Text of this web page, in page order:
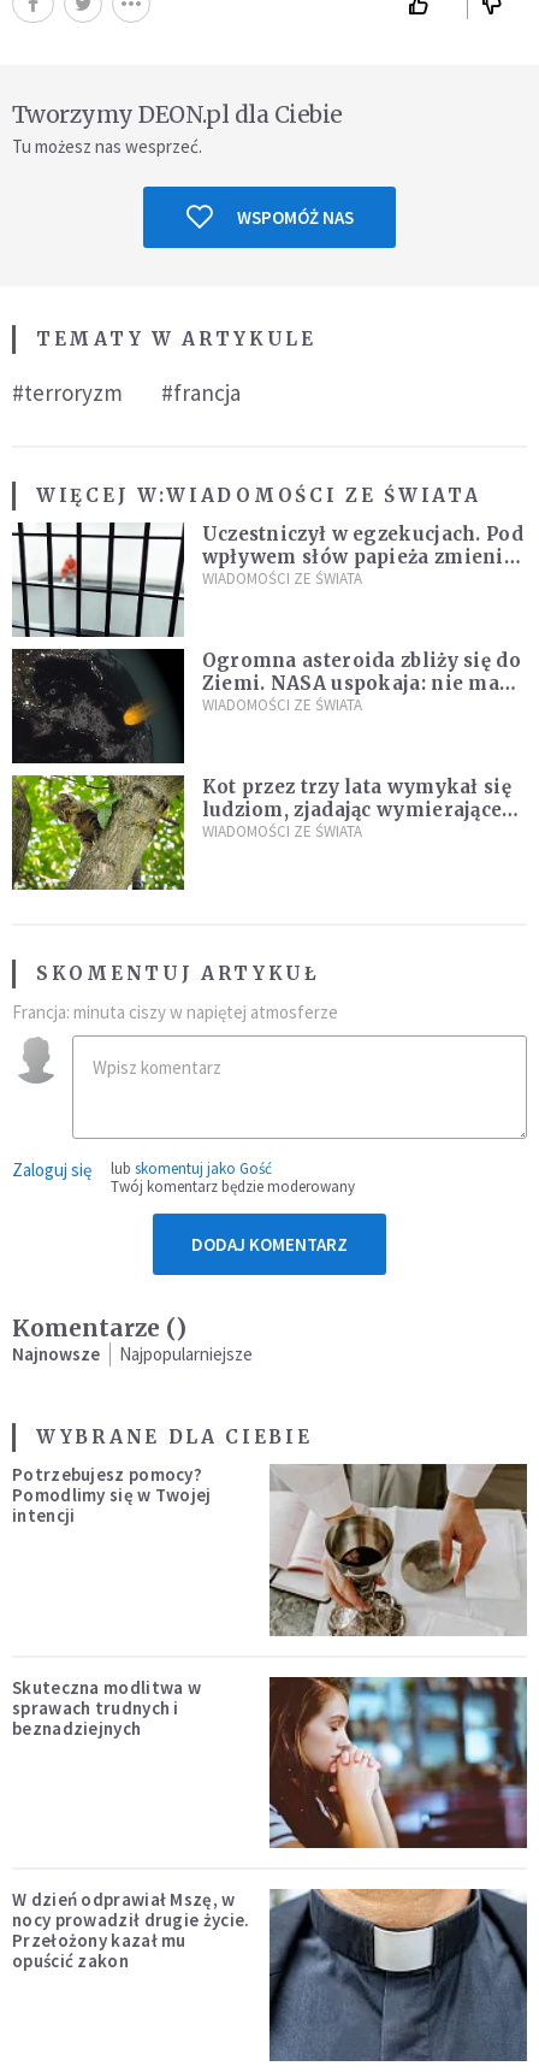
Tworzymy DEON.pl dla Ciebie
Tu możesz nas wesprzeć.
WSPOMÓŻ NAS
TEMATY W ARTYKULE
#terroryzm #francja
WIĘCEJ W:WIADOMOŚCI ZE ŚWIATA
Uczestniczył w egzekucjach. Pod
wpływem słów papieża zmienił
zdanie
WIADOMOŚCI ZE ŚWIATA
Ogromna asteroida zbliży się do
Ziemi. NASA uspokaja: nie ma
zagrożenia
WIADOMOŚCI ZE ŚWIATA
Kot przez trzy lata wymykał się
ludziom, zjadając wymierające
kaczki. W końcu popełnił
WIADOMOŚCI ZE ŚWIATA
SKOMENTUJ ARTYKUŁ
Francja: minuta ciszy w napiętej atmosferze
Zaloguj się lub skomentuj jako Gość
Twój komentarz będzie moderowany
DODAJ KOMENTARZ
Komentarze ()
Najnowsze Najpopularniejsze
WYBRANE DLA CIEBIE
Potrzebujesz pomocy?
Pomodlimy się w Twojej
intencji
Skuteczna modlitwa w
sprawach trudnych i
beznadziejnych
W dzień odprawiał Mszę, w
nocy prowadził drugie życie.
Przełożony kazał mu
opuścić zakon